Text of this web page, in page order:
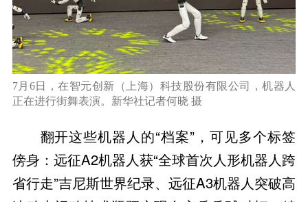
7月6日，在智元创新（上海）科技股份有限公司，机器人
正在进行街舞表演。新华社记者何晓 摄
翻开这些机器人的“档案”，可见多个标签
傍身：远征A2机器人获“全球首次人形机器人跨
省行走”吉尼斯世界纪录、远征A3机器人突破高